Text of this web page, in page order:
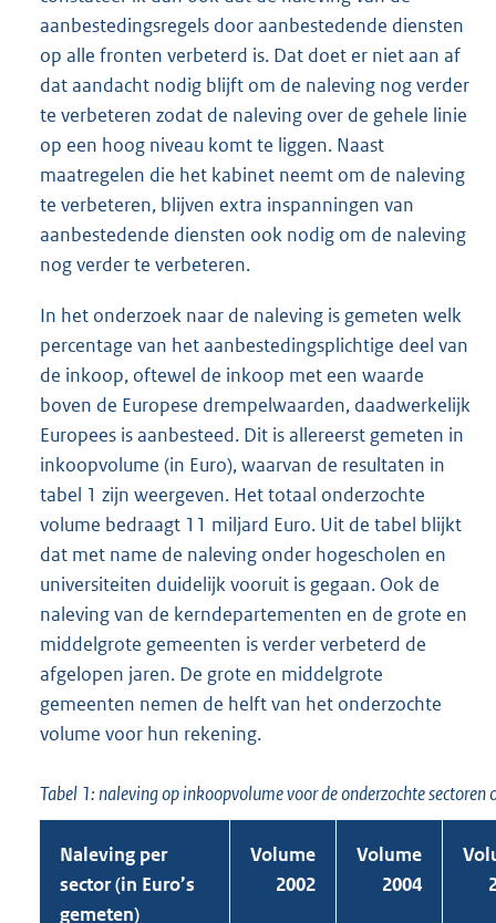
aanbestedingsregels door aanbestedende diensten
op alle fronten verbeterd is. Dat doet er niet aan af
dat aandacht nodig blijft om de naleving nog verder
te verbeteren zodat de naleving over de gehele linie
op een hoog niveau komt te liggen. Naast
maatregelen die het kabinet neemt om de naleving
te verbeteren, blijven extra inspanningen van
aanbestedende diensten ook nodig om de naleving
nog verder te verbeteren.
In het onderzoek naar de naleving is gemeten welk
percentage van het aanbestedingsplichtige deel van
de inkoop, oftewel de inkoop met een waarde
boven de Europese drempelwaarden, daadwerkelijk
Europees is aanbesteed. Dit is allereerst gemeten in
inkoopvolume (in Euro), waarvan de resultaten in
tabel 1 zijn weergeven. Het totaal onderzochte
volume bedraagt 11 miljard Euro. Uit de tabel blijkt
dat met name de naleving onder hogescholen en
universiteiten duidelijk vooruit is gegaan. Ook de
naleving van de kerndepartementen en de grote en
middelgrote gemeenten is verder verbeterd de
afgelopen jaren. De grote en middelgrote
gemeenten nemen de helft van het onderzochte
volume voor hun rekening.
Tabel 1: naleving op inkoopvolume voor de onderzochte sectoren
Naleving per
sector (in Euro’s
gemeten)
Volume
2002
Volume
2004